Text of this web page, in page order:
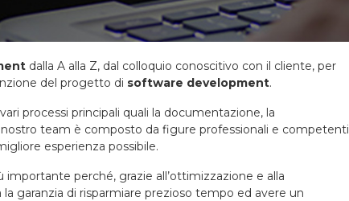
dalla A alla Z, dal colloquio conoscitivo con il cliente, per
del progetto di software development.
processi principali quali la documentazione, la
team è composto da figure professionali e competenti
esperienza possibile.
importante perché, grazie all’ottimizzazione e alla
la garanzia di risparmiare prezioso tempo ed avere un